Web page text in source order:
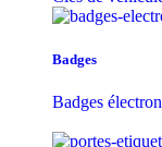
Badges
Badges